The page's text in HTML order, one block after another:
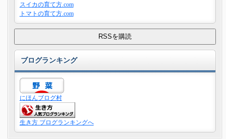
スイカの育て方.com
トマトの育て方.com
ブログランキング
にほんブログ村
生き方 ブログランキングへ